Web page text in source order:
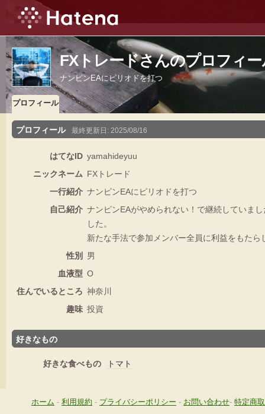
FXトレードさんのプロフィー
ナンピンEAにピリオドを打つ
プロフィール
プロフィール 最終更新日: 2025/08/16
はてなID yamahideyuu
ニックネーム FXトレード
一行紹介 ナンピンEAにピリオドを打つ
自己紹介 ナンピンEAがやめられない！で継続していま
した。
新たな手法で参加メンバー全員に利益をもたら
性別
男
血液型 O
住んでいるところ 神奈川
趣味 投資
好きなもの
好きな食べもの トマト
ホーム - 利用規約 - プライバシーポリシー - お問い合わせ- 特定商